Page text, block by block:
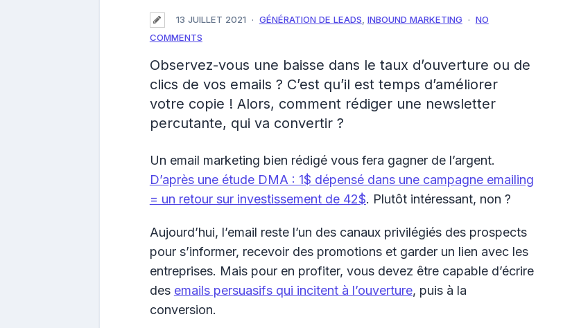
13 JUILLET 2021 GÉNÉRATION DE LEADS INBOUND MARKETING
NO
COMMENTS
Observez-vous une baisse dans le taux d’ouverture ou de
clics de vos emails ? C’est qu’il est temps d’améliorer
votre copie ! Alors, comment rédiger une newsletter
percutante, qui va convertir ?
Un email marketing bien rédigé vous fera gagner de l’argent.
D’après une étude DMA : 1$ dépensé dans une campagne emailing
= un retour sur investissement de 42$. Plutôt intéressant, non ?
Aujourd’hui, l’email reste l’un des canaux privilégiés des prospects
pour s’informer, recevoir des promotions et garder un lien avec les
entreprises. Mais pour en profiter, vous devez être capable d’écrire
des emails persuasifs qui incitent à l’ouverture, puis à la
conversion.